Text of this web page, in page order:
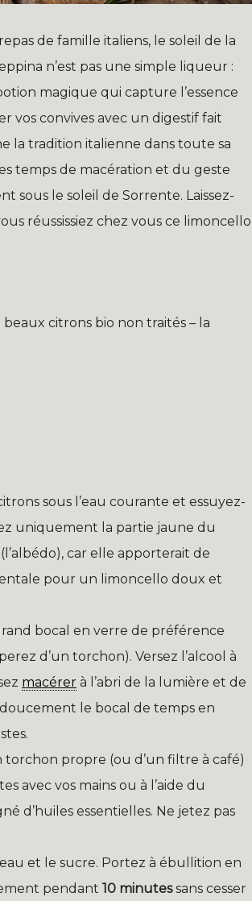
de famille italiens, le soleil de la
n’est pas une simple liqueur :
magique qui capture l’essence
vos convives avec un digestif fait
la tradition italienne dans toute sa
temps de macération et du geste
sous le soleil de Sorrente. Laissez-
réussissiez chez vous ce limoncello
beaux citrons bio non traités – la
sous l’eau courante et essuyez-
uniquement la partie jaune du
car elle apporterait de
pour un limoncello doux et
bocal en verre de préférence
d’un torchon). Versez l’alcool à
macérer à l’abri de la lumière et de
le bocal de temps en
torchon propre (ou d’un filtre à café)
avec vos mains ou à l’aide du
d’huiles essentielles. Ne jetez pas
et le sucre. Portez à ébullition en
pendant 10 minutessans cesser